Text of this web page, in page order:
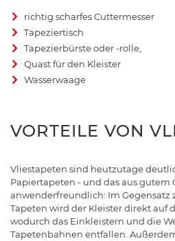
richtig scharfes Cuttermesser
Tapeziertisch
Tapezierbürste oder -rolle,
Quast für den Kleister
Wasserwaage
VORTEILE VON
Vliestapeten sind heutzutage
Papiertapeten - und das aus gutem
anwenderfreundlich: Im Gegensatz
Tapeten wird der Kleister direkt auf
wodurch das Einkleistern und die
Tapetenbahnen entfallen.